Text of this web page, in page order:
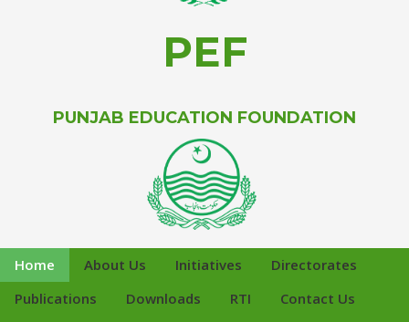
PEF
PUNJAB EDUCATION FOUNDATION
Home About Us Initiatives
Directorates
Publications
Downloads RTI
Contact Us